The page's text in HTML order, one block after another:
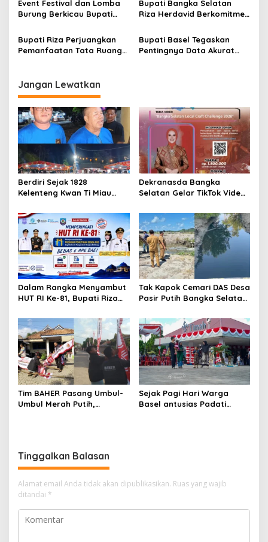
Ribuan Penonton
Event Festival dan Lomba
Burung Berkicau Bupati
Digelar.
Bupati Bangka Selatan
Riza Herdavid Berkomitmen
Di Daerah
Bupati Riza Perjuangkan
Pemanfaatan Tata Ruang
Bupati Basel Tegaskan
Pentingnya Data Akurat
Jangan Lewatkan
Berdiri Sejak 1828
Kelenteng Kwan Ti Miau
Jadi, Acara Berlangsung
Meriah
Dekranasda Bangka
Selatan Gelar TikTok Video
Dalam Rangka Menyambut
HUT RI Ke-81, Bupati Riza
Manfaatkan Program
Pemutihan Pajak
Kendaraan Bermotor
Tak Kapok Cemari DAS Desa
Pasir Putih Bangka Selatan,
diduga Jadi Biang Keladi
Tim BAHER Pasang Umbul-
Umbul Merah Putih,
Sejak Pagi Hari Warga
Basel antusias Padati
Tinggalkan Balasan
Alamat email Anda tidak akan dipublikasikan. Ruas yang wajib
ditandai *